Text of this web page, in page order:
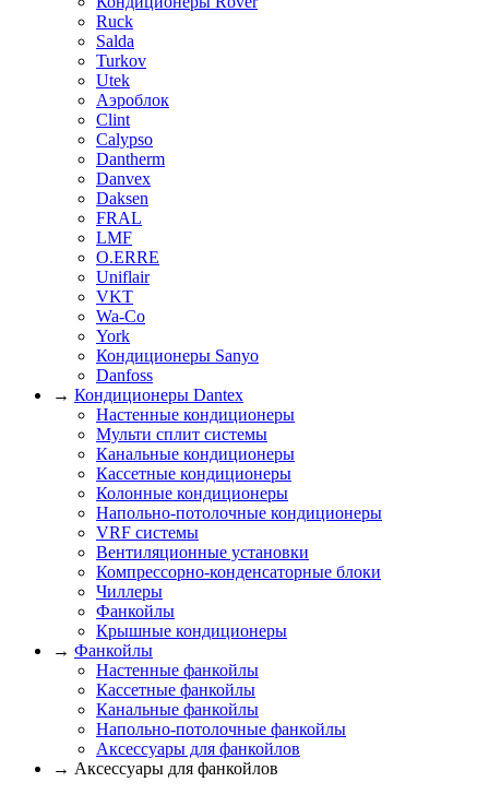
Ruck
Salda
Turkov
Utek
Аэроблок
Clint
Calypso
Dantherm
Danvex
Daksen
FRAL
LMF
O.ERRE
Uniflair
VKT
Wa-Co
York
Кондиционеры Sanyo
Danfoss
→ Кондиционеры Dantex
Настенные кондиционеры
Мульти сплит системы
Канальные кондиционеры
Кассетные кондиционеры
Колонные кондиционеры
Напольно-потолочные кондиционеры
VRF системы
Вентиляционные установки
Компрессорно-конденсаторные блоки
Чиллеры
Фанкойлы
Крышные кондиционеры
→ Фанкойлы
Настенные фанкойлы
Кассетные фанкойлы
Канальные фанкойлы
Напольно-потолочные фанкойлы
Аксессуары для фанкойлов
→ Аксессуары для фанкойлов